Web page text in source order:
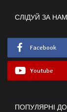
СЛІДУЙ ЗА
Facebook
Youtube
ПОПУЛЯРНІ